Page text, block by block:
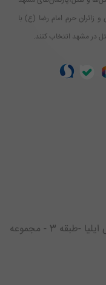
زائران حرم امام رضا (ع) با
در مشهد انتخاب کنند.
مشهد - شهرک غرب - مجتمع تجاری ایلیا -طبقه 3 - مجموعه